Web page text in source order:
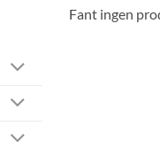
Fant ingen